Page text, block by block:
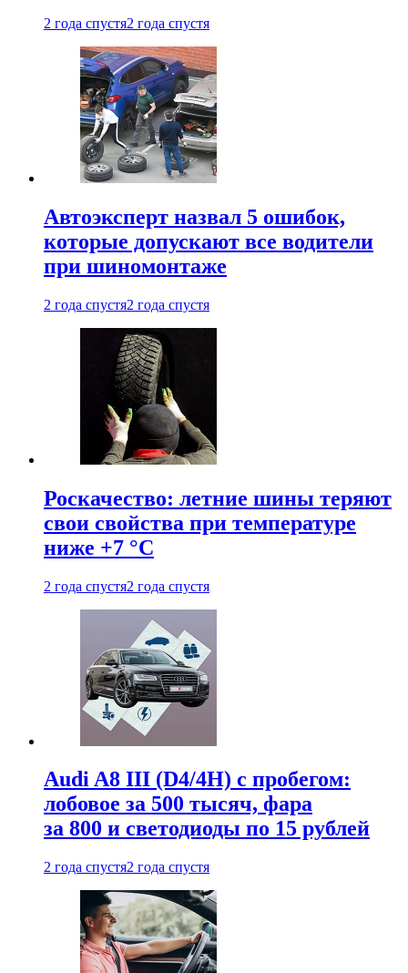
2 года спустя2 года спустя
Автоэксперт назвал 5 ошибок,
которые допускают все водители
при шиномонтаже
2 года спустя2 года спустя
Роскачество: летние шины теряют
свои свойства при температуре
ниже +7 °C
2 года спустя2 года спустя
Audi A8 III (D4/4H) c пробегом:
лобовое за 500 тысяч, фара
за 800 и светодиоды по 15 рублей
2 года спустя2 года спустя